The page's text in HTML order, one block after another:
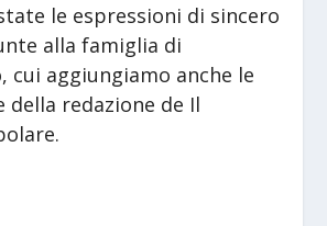
le espressioni di sincero
alla famiglia di
cui aggiungiamo anche le
della redazione de Il